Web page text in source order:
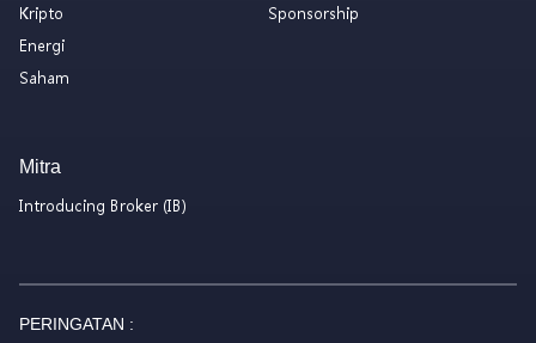
Kripto
Energi
Saham
Sponsorship
Mitra
Introducing Broker (IB)
PERINGATAN :